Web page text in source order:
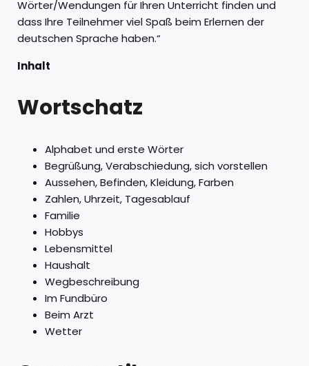
Wörter/Wendungen für Ihren Unterricht finden und
dass Ihre Teilnehmer viel Spaß beim Erlernen der
deutschen Sprache haben.“
Inhalt
Wortschatz
Alphabet und erste Wörter
Begrüßung, Verabschiedung, sich vorstellen
Aussehen, Befinden, Kleidung, Farben
Zahlen, Uhrzeit, Tagesablauf
Familie
Hobbys
Lebensmittel
Haushalt
Wegbeschreibung
Im Fundbüro
Beim Arzt
Wetter